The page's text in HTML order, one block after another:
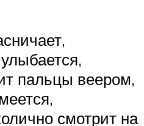
пальцы веером,
смотрит на